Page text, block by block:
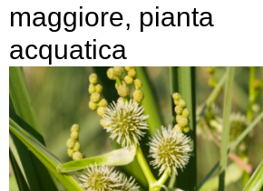
maggiore, pianta
acquatica